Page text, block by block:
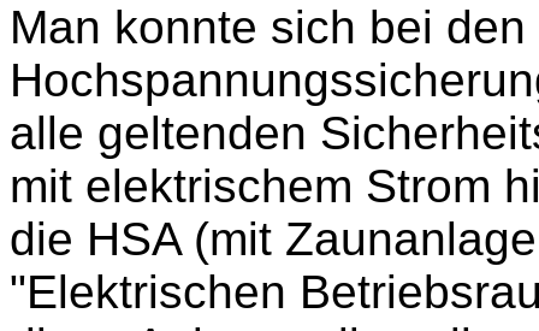
Man konnte sich bei den
alle geltenden
mit elektrischem Strom
die HSA (mit
"Elektrischen